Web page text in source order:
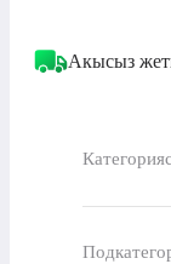
Акысыз